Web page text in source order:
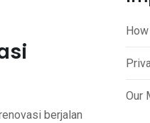
berjalan
Our